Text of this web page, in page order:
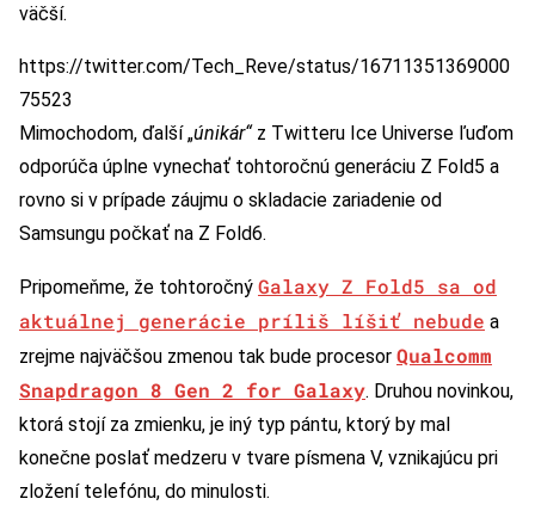
väčší.
https://twitter.com/Tech_Reve/status/16711351369000
75523
Mimochodom, ďalší „únikár“z Twitteru Ice Universe ľuďom
odporúča úplne vynechať tohtoročnú generáciu Z Fold5 a
rovno si v prípade záujmu o skladacie zariadenie od
Samsungu počkať na Z Fold6.
Pripomeňme, že tohtoročný Galaxy Z Fold5 sa od
aktuálnej generácie príliš líšiť nebude a
zrejme najväčšou zmenou tak bude procesor Qualcomm
Snapdragon 8 Gen 2 for Galaxy. Druhou novinkou,
ktorá stojí za zmienku, je iný typ pántu, ktorý by mal
konečne poslať medzeru v tvare písmena V, vznikajúcu pri
zložení telefónu, do minulosti.